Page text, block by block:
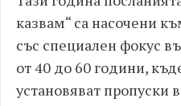
казвам“ са насочени
със специален фокус
от 40 до 60 години,
установяват пропуски